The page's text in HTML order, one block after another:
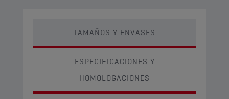
TAMAÑOS Y ENVASES
ESPECIFICACIONES Y
HOMOLOGACIONES